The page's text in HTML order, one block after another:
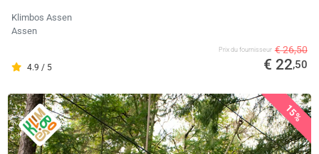
Klimbos Assen
Assen
4.9 / 5
Prix ​​du fournisseur € 26,50
€ 22,50
15%